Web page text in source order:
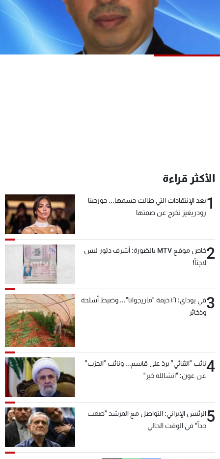
الأكثر قراءة
1بعد الإنتقادات التي طالت جسمها... جورجينا
رودريغيز تخرج عن صمتها
2
خاص موقع MTV بالصّورة: أشرف دبّور ليس
لاجئاً!
3
في بوداي: ١٦ خيمة "ماريجوانا"... وضبط أسلحة
وذخائر
4نائب "الثنائي" يردّ على قاسم... ونائب "الحزب"
عن عون: "انشالله خير"
5الرئيس الإيراني: التواصل مع المرشد "صعب
جداً" في الوقت الحالي
جدول البرامج
شاهد البرامج